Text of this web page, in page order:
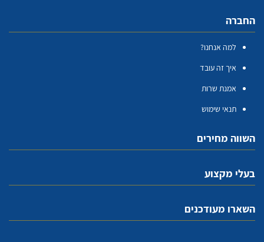
החברה
למה אנחנו?
איך זה עובד
אמנת שרות
תנאי שימוש
השווה מחירים
בעלי מקצוע
השארו מעודכנים